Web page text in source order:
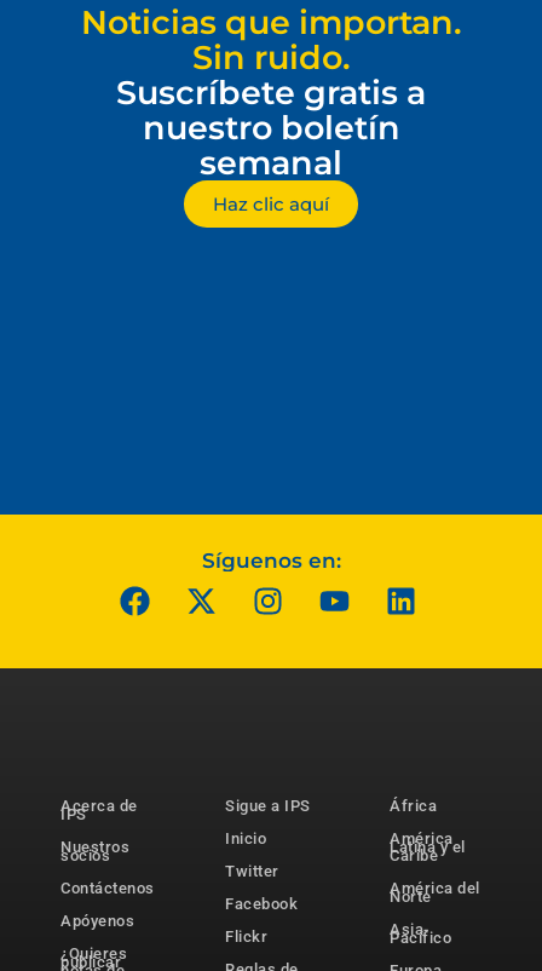
Noticias que importan.
Sin ruido.
Suscríbete gratis a
nuestro boletín
semanal
Haz clic aquí
Síguenos en:
Acerca de
IPS
Nuestros
socios
Contáctenos
Apóyenos
¿Quieres
publicar
Sigue a IPS
Inicio
Twitter
Facebook
Flickr
África
América
Latina y el
Caribe
América del
Norte
Asia-
Pacífico